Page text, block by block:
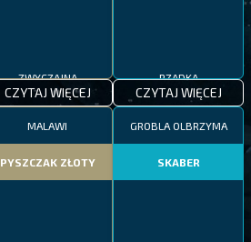
CZYTAJ WIĘCEJ CZYTAJ WIĘCEJ
MALAWI
PYSZCZAK ZŁOTY
GROBLA OLBRZYMA
SKABER